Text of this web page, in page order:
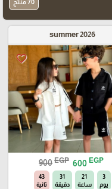
70 منتج
summer 2026
favorite_border
900 EGP 600 EGP
3
يوم
21
ساعة
31
دقيقة
42
ثانية